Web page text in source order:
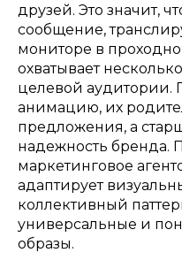
друзей. Это значит,
сообщение,
мониторе в
охватывает
целевой аудитории.
анимацию, их
предложения, а
надежность бренда.
маркетинговое
адаптирует
коллективный
универсальные и
образы.